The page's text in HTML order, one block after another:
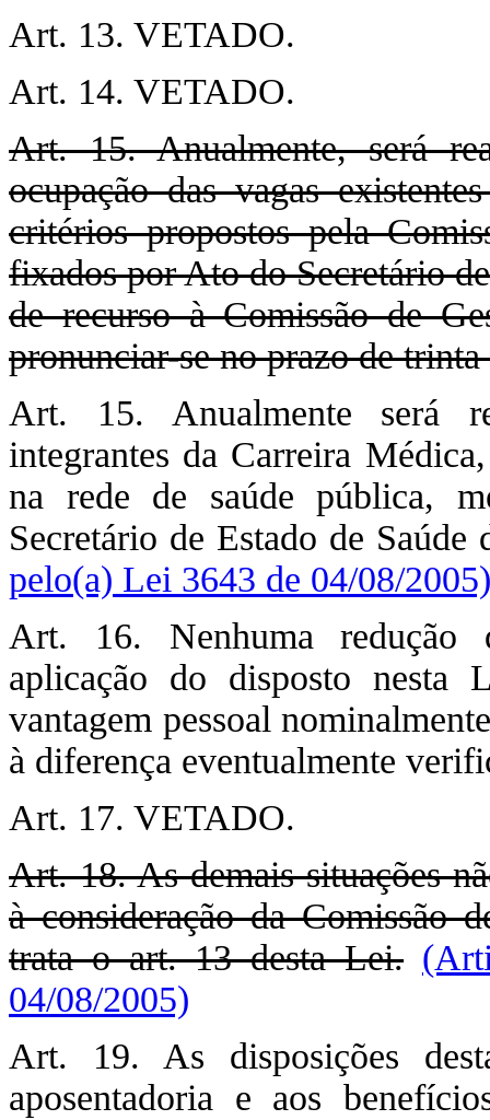
Art. 13. VETADO.
Art. 14. VETADO.
Art. 15. Anualmente, será
ocupação das vagas
critérios propostos pela
fixados por Ato do Secretário
de recurso à Comissão de
pronunciar-se no prazo de trinta
Art. 15. Anualmente será
integrantes da Carreira
na rede de saúde pública,
Secretário de Estado de
pelo(a) Lei 3643 de 04/08/2005)
Art. 16. Nenhuma redução
aplicação do disposto nesta
vantagem pessoal
à diferença eventualmente
Art. 17. VETADO.
Art. 18. As demais situações
à consideração da Comissão
trata o art. 13 desta Lei.
04/08/2005)
Art. 19. As disposições
aposentadoria e aos